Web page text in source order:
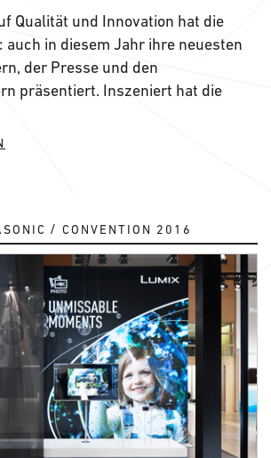
Qualität und Innovation hat die
auch in diesem Jahr ihre neuesten
der Presse und den
präsentiert. Inszeniert hat die
CONVENTION 2016